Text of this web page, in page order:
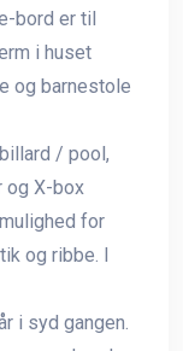
bord er til
i huset
og barnestole
/ pool,
og X-box
for
og ribbe. I
i syd gangen.